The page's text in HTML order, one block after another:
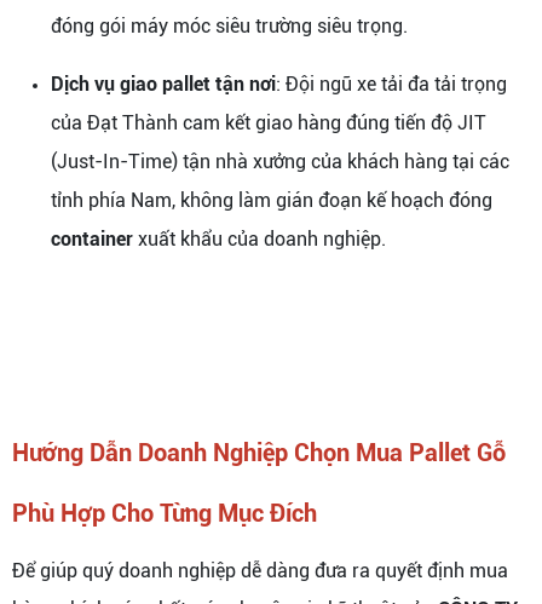
đóng gói máy móc siêu trường siêu trọng.
Dịch vụ giao pallet tận nơi: Đội ngũ xe tải đa tải trọng
của Đạt Thành cam kết giao hàng đúng tiến độ JIT
(Just-In-Time) tận nhà xưởng của khách hàng tại các
tỉnh phía Nam, không làm gián đoạn kế hoạch đóng
container xuất khẩu của doanh nghiệp.
Hướng Dẫn Doanh Nghiệp Chọn Mua Pallet Gỗ
Phù Hợp Cho Từng Mục Đích
Để giúp quý doanh nghiệp dễ dàng đưa ra quyết định mua